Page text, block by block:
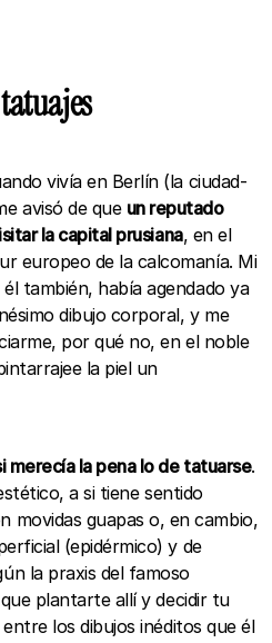
vivía en Berlín (la ciudad-
avisó de que un reputado
la capital prusiana, en el
europeo de la calcomanía. Mi
también, había agendado ya
dibujo corporal, y me
por qué no, en el noble
la piel un
merecía la pena lo de tatuarse.
a si tiene sentido
movidas guapas o, en cambio,
(epidérmico) y de
la praxis del famoso
plantarte allí y decidir tu
los dibujos inéditos que él